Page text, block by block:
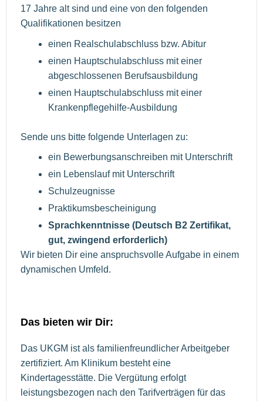
17 Jahre alt sind und eine von den folgenden
Qualifikationen besitzen
einen Realschulabschluss bzw. Abitur
einen Hauptschulabschluss mit einer
abgeschlossenen Berufsausbildung
einen Hauptschulabschluss mit einer
Krankenpflegehilfe-Ausbildung
Sende uns bitte folgende Unterlagen zu:
ein Bewerbungsanschreiben mit Unterschrift
ein Lebenslauf mit Unterschrift
Schulzeugnisse
Praktikumsbescheinigung
Sprachkenntnisse (Deutsch B2 Zertifikat,
gut, zwingend erforderlich)
Wir bieten Dir eine anspruchsvolle Aufgabe in einem
dynamischen Umfeld.
Das bieten wir Dir:
Das UKGM ist als familienfreundlicher Arbeitgeber
zertifiziert. Am Klinikum besteht eine
Kindertagesstätte. Die Vergütung erfolgt
leistungsbezogen nach den Tarifverträgen für das